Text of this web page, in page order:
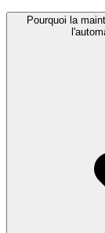
Pourquoi la